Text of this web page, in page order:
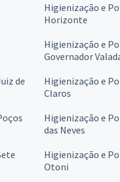
Higienização e
Horizonte
Higienização e
Governador
de
Higienização e
Claros
Higienização e
das Neves
Higienização e
Otoni